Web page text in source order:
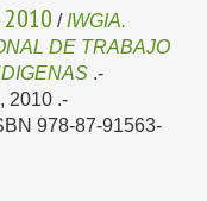
2010 / IWGIA.
DE TRABAJO
.-
, 2010 .-
978-87-91563-